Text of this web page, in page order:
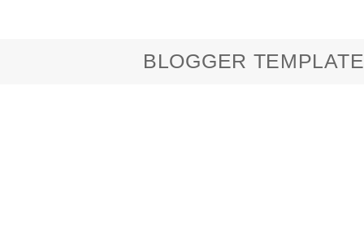
BLOGGER